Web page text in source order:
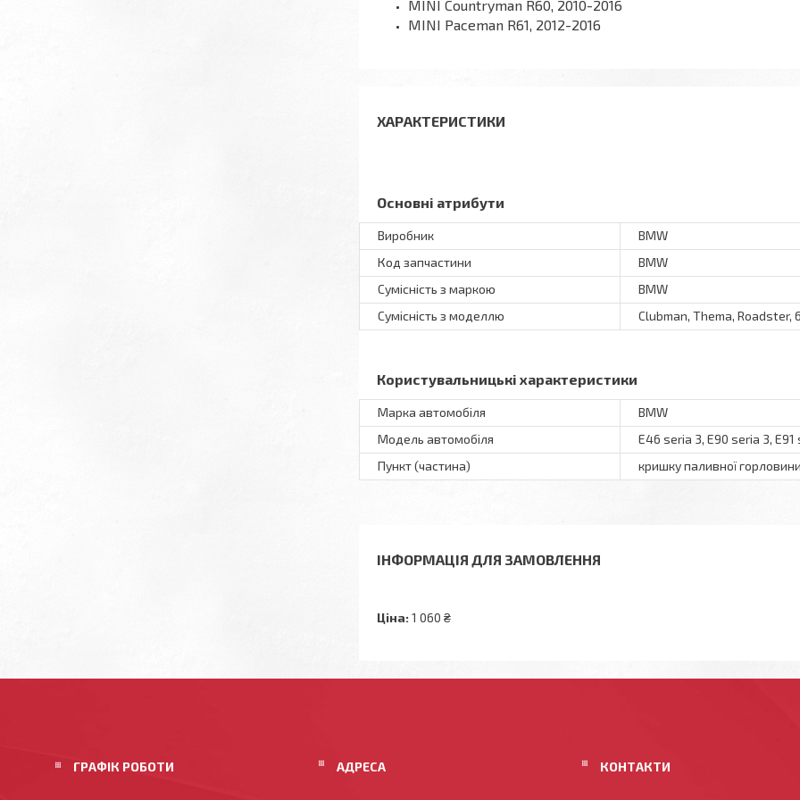
MINI Countryman R60, 2010-2016
MINI Paceman R61, 2012-2016
ХАРАКТЕРИСТИКИ
Основні атрибути
Виробник
BMW
Код запчастини
BMW
Сумісність з маркою
BMW
Сумісність з моделлю
Clubman, Thema, Roadster,
Користувальницькі характеристики
Марка автомобіля
BMW
Модель автомобіля
E46 seria 3, E90 seria 3,
Пункт (частина)
кришку паливної
ІНФОРМАЦІЯ ДЛЯ ЗАМОВЛЕННЯ
Ціна: 1 060 ₴
ГРАФІК РОБОТИ